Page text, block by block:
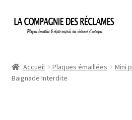
Aller
Aller
À propos de La Compagnie des
Accueil Plaques émaillées Mini
Baignade Interdite